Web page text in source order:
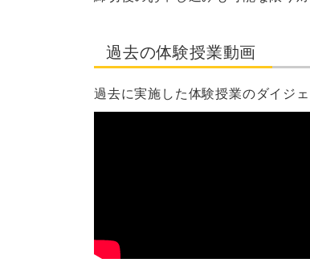
過去の体験授業動画
過去に実施した体験授業のダイジ